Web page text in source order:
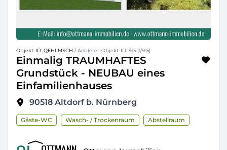
Objekt-ID: QEHLMSCH / Anbieter-Objekt-ID: 915 (1/915)
Einmalig TRAUMHAFTES
Grundstück - NEUBAU eines
Einfamilienhauses
90518 Altdorf b. Nürnberg
Gäste-WC Wasch- / Trockenraum Abstellraum